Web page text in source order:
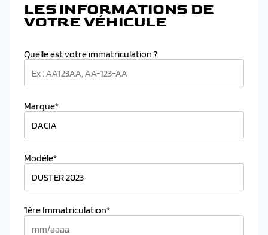
LES INFORMATIONS DE
VOTRE VÉHICULE
Quelle est votre immatriculation ?
Marque*
Modèle*
1ère Immatriculation*